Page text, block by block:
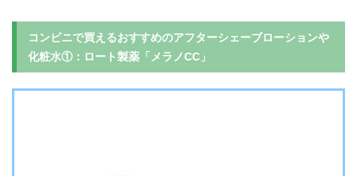
コンビニで買えるおすすめのアフターシェーブローションや
化粧水①：ロート製薬「メラノCC」